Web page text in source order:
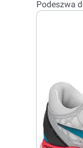
Podeszwa